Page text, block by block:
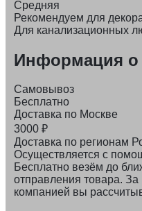
Средняя
Рекомендуем для
Для канализационных
Информация о
Самовывоз
Бесплатно
Доставка по Москве
3000 ₽
Доставка по регионам
Осуществляется с
Бесплатно везём до
отправления товара. За
компанией вы